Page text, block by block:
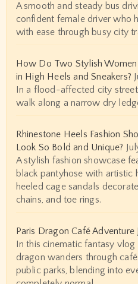
A smooth and steady bus
confident female driver who
with ease through busy city
How Do Two Stylish
in High Heels and Sneakers?
In a flood-affected city
walk along a narrow dry
Rhinestone Heels Fashion
Look So Bold and Unique?
A stylish fashion showcase
black pantyhose with artistic
heeled cage sandals
chains, and toe rings.
Paris Dragon Café Adventure
In this cinematic fantasy vlog
dragon wanders through
public parks, blending into